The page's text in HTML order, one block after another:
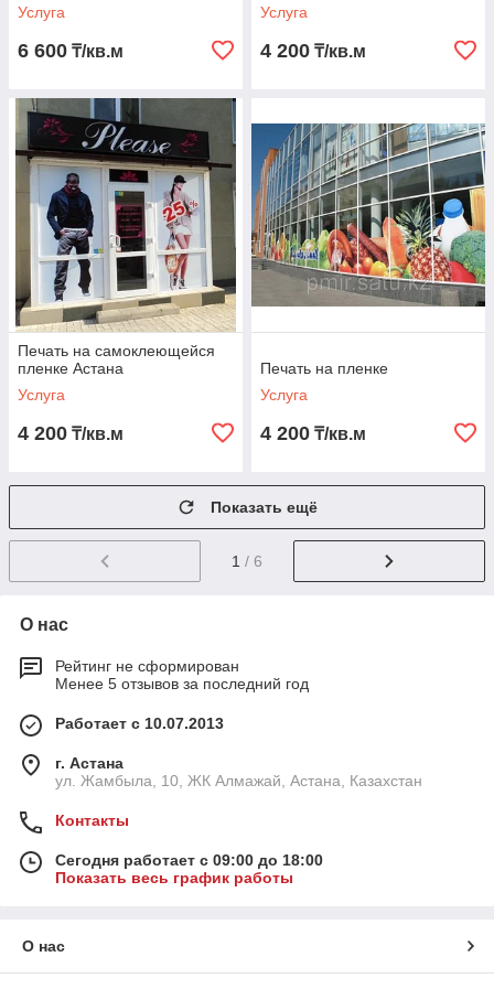
Услуга
6 600 ₸/кв.м
Услуга
4 200 ₸/кв.м
Печать на самоклеющейся
пленке Астана
Услуга
4 200 ₸/кв.м
Печать на пленке
Услуга
4 200 ₸/кв.м
Показать ещё
1 / 6
О нас
Рейтинг не сформирован
Менее 5 отзывов за последний год
Работает с 10.07.2013
г. Астана
ул. Жамбыла, 10, ЖК Алмажай, Астана, Казахстан
Контакты
Сегодня работает с 09:00 до 18:00
Показать весь график работы
О нас